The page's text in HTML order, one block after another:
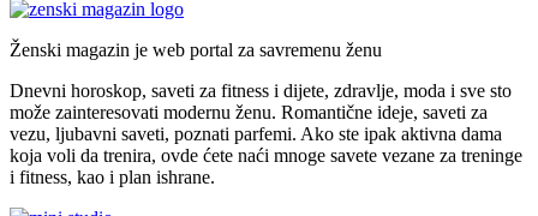
Ženski magazin je web portal za savremenu ženu
Dnevni horoskop, saveti za fitness i dijete, zdravlje, moda i sve sto
može zainteresovati modernu ženu. Romantične ideje, saveti za
vezu, ljubavni saveti, poznati parfemi. Ako ste ipak aktivna dama
koja voli da trenira, ovde ćete naći mnoge savete vezane za treninge
i fitness, kao i plan ishrane.